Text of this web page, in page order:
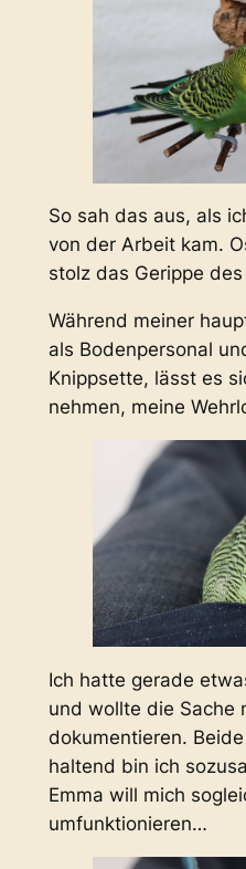
So sah das aus, als
von der Arbeit kam.
stolz das Gerippe
Während meiner
als Bodenpersonal
Knippsette, lässt es
nehmen, meine
Ich hatte gerade
und wollte die Sache
dokumentieren.
haltend bin ich
Emma will mich
umfunktionieren…